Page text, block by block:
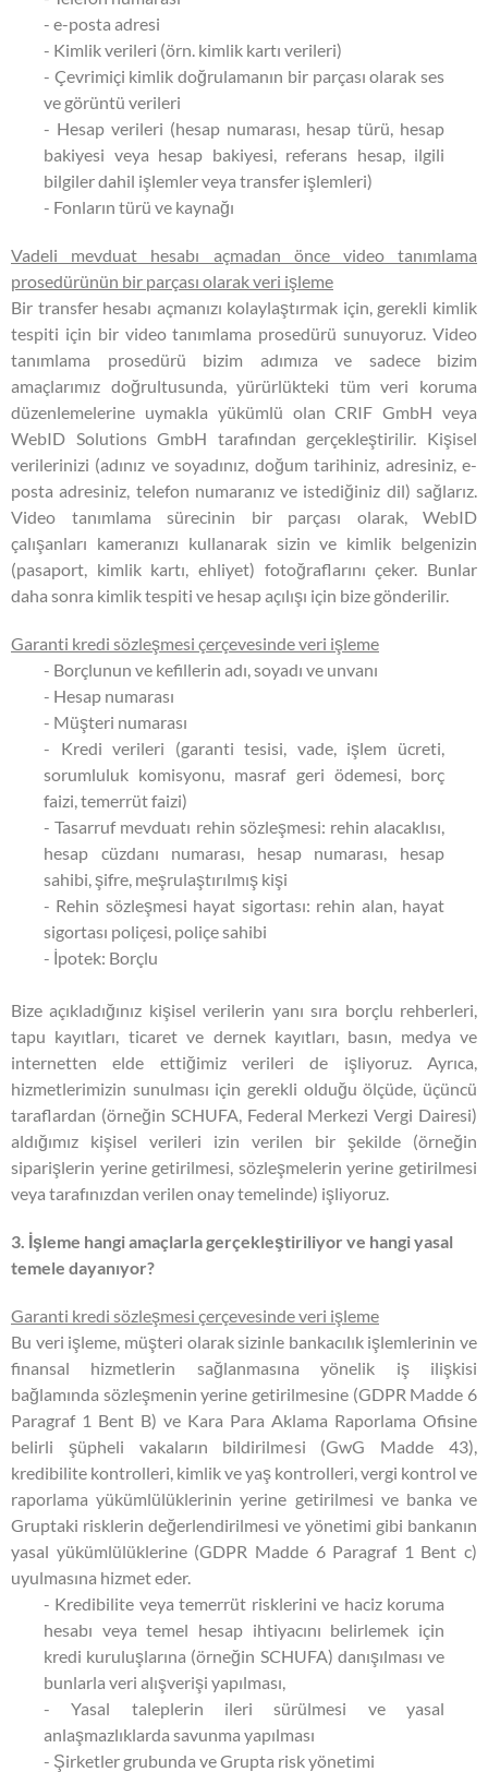
- e-posta adresi
- Kimlik verileri (örn. kimlik kartı verileri)
- Çevrimiçi kimlik doğrulamanın bir parçası olarak ses
ve görüntü verileri
- Hesap verileri (hesap numarası, hesap türü, hesap
bakiyesi veya hesap bakiyesi, referans hesap, ilgili
bilgiler dahil işlemler veya transfer işlemleri)
- Fonların türü ve kaynağı
Vadeli mevduat hesabı açmadan önce video tanımlama
prosedürünün bir parçası olarak veri işleme
Bir transfer hesabı açmanızı kolaylaştırmak için, gerekli kimlik
tespiti için bir video tanımlama prosedürü sunuyoruz. Video
tanımlama prosedürü bizim adımıza ve sadece bizim
amaçlarımız doğrultusunda, yürürlükteki tüm veri koruma
düzenlemelerine uymakla yükümlü olan CRIF GmbH veya
WebID Solutions GmbH tarafından gerçekleştirilir. Kişisel
verilerinizi (adınız ve soyadınız, doğum tarihiniz, adresiniz, e-
posta adresiniz, telefon numaranız ve istediğiniz dil) sağlarız.
Video tanımlama sürecinin bir parçası olarak, WebID
çalışanları kameranızı kullanarak sizin ve kimlik belgenizin
(pasaport, kimlik kartı, ehliyet) fotoğraflarını çeker. Bunlar
daha sonra kimlik tespiti ve hesap açılışı için bize gönderilir.
Garanti kredi sözleşmesi çerçevesinde veri işleme
- Borçlunun ve kefillerin adı, soyadı ve unvanı
- Hesap numarası
- Müşteri numarası
- Kredi verileri (garanti tesisi, vade, işlem ücreti,
sorumluluk komisyonu, masraf geri ödemesi, borç
faizi, temerrüt faizi)
- Tasarruf mevduatı rehin sözleşmesi: rehin alacaklısı,
hesap cüzdanı numarası, hesap numarası, hesap
sahibi, şifre, meşrulaştırılmış kişi
- Rehin sözleşmesi hayat sigortası: rehin alan, hayat
sigortası poliçesi, poliçe sahibi
- İpotek: Borçlu
Bize açıkladığınız kişisel verilerin yanı sıra borçlu rehberleri,
tapu kayıtları, ticaret ve dernek kayıtları, basın, medya ve
internetten elde ettiğimiz verileri de işliyoruz. Ayrıca,
hizmetlerimizin sunulması için gerekli olduğu ölçüde, üçüncü
taraflardan (örneğin SCHUFA, Federal Merkezi Vergi Dairesi)
aldığımız kişisel verileri izin verilen bir şekilde (örneğin
siparişlerin yerine getirilmesi, sözleşmelerin yerine getirilmesi
veya tarafınızdan verilen onay temelinde) işliyoruz.
3. İşleme hangi amaçlarla gerçekleştiriliyor ve hangi yasal
temele dayanıyor?
Garanti kredi sözleşmesi çerçevesinde veri işleme
Bu veri işleme, müşteri olarak sizinle bankacılık işlemlerinin ve
finansal hizmetlerin sağlanmasına yönelik iş ilişkisi
bağlamında sözleşmenin yerine getirilmesine (GDPR Madde 6
Paragraf 1 Bent B) ve Kara Para Aklama Raporlama Ofisine
belirli şüpheli vakaların bildirilmesi (GwG Madde 43),
kredibilite kontrolleri, kimlik ve yaş kontrolleri, vergi kontrol ve
raporlama yükümlülüklerinin yerine getirilmesi ve banka ve
Gruptaki risklerin değerlendirilmesi ve yönetimi gibi bankanın
yasal yükümlülüklerine (GDPR Madde 6 Paragraf 1 Bent c)
uyulmasına hizmet eder.
- Kredibilite veya temerrüt risklerini ve haciz koruma
hesabı veya temel hesap ihtiyacını belirlemek için
kredi kuruluşlarına (örneğin SCHUFA) danışılması ve
bunlarla veri alışverişi yapılması,
- Yasal taleplerin ileri sürülmesi ve yasal
anlaşmazlıklarda savunma yapılması
- Şirketler grubunda ve Grupta risk yönetimi